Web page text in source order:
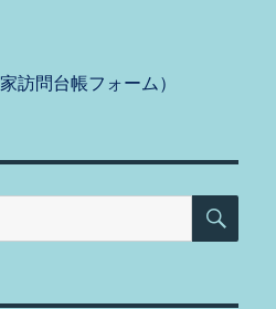
訪問台帳フォーム）
検